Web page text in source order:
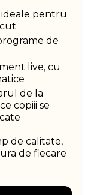
ideale pentru
de
live, cu
de la
copiii se
de calitate,
de fiecare